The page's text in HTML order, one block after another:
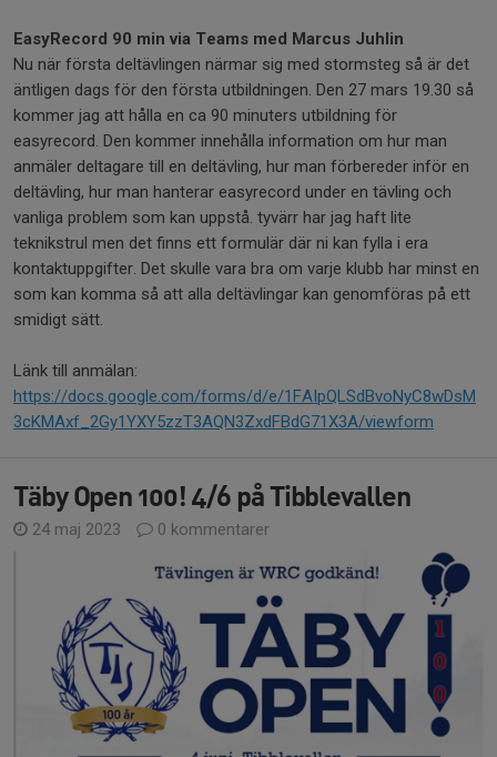
EasyRecord 90 min via Teams med Marcus Juhlin
Nu när första deltävlingen närmar sig med stormsteg så är det
äntligen dags för den första utbildningen. Den 27 mars 19.30 så
kommer jag att hålla en ca 90 minuters utbildning för
easyrecord. Den kommer innehålla information om hur man
anmäler deltagare till en deltävling, hur man förbereder inför en
deltävling, hur man hanterar easyrecord under en tävling och
vanliga problem som kan uppstå. tyvärr har jag haft lite
teknikstrul men det finns ett formulär där ni kan fylla i era
kontaktuppgifter. Det skulle vara bra om varje klubb har minst en
som kan komma så att alla deltävlingar kan genomföras på ett
smidigt sätt.
Länk till anmälan:
https://docs.google.com/forms/d/e/1FAIpQLSdBvoNyC8wDsM
3cKMAxf_2Gy1YXY5zzT3AQN3ZxdFBdG71X3A/viewform
Täby Open 100! 4/6 på Tibblevallen
24 maj 2023 0 kommentarer